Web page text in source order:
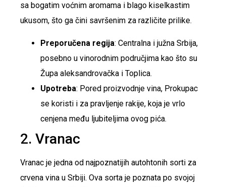
sa bogatim voćnim aromama i blago kiselkastim
ukusom, što ga čini savršenim za različite prilike.
Preporučena regija: Centralna i južna Srbija,
posebno u vinorodnim područjima kao što su
Župa aleksandrovačka i Toplica.
Upotreba: Pored proizvodnje vina, Prokupac
se koristi i za pravljenje rakije, koja je vrlo
cenjena među ljubiteljima ovog pića.
2. Vranac
Vranac je jedna od najpoznatijih autohtonih sorti za
crvena vina u Srbiji. Ova sorta je poznata po svojoj